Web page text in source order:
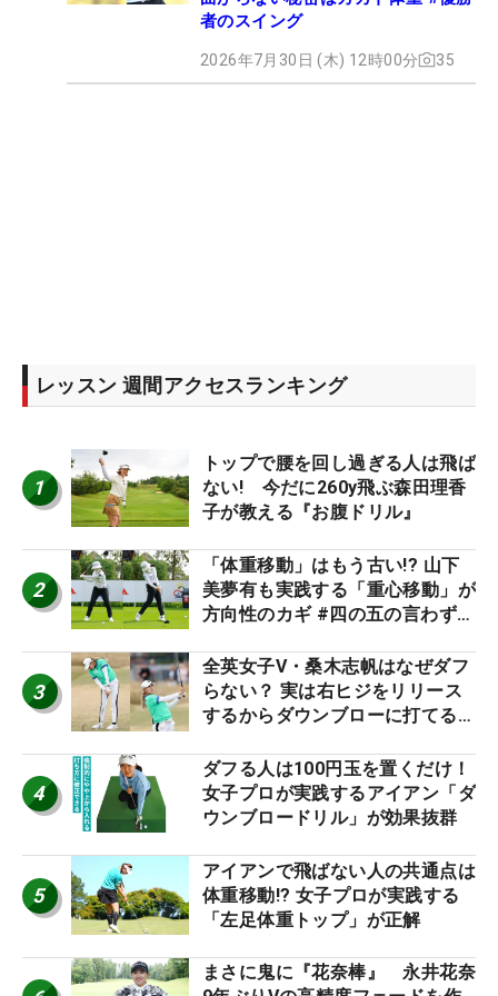
者のスイング
2026年7月30日 (木) 12時00分 35
レッスン 週間アクセスランキング
1
トップで腰を回し過ぎる人は飛ば
ない! 今だに260y飛ぶ森田理香
子が教える『お腹ドリル』
2
「体重移動」はもう古い!? 山下
美夢有も実践する「重心移動」が
方向性のカギ #四の五の言わず振
3
全英女子V・桑木志帆はなぜダフ
らない？ 実は右ヒジをリリース
するからダウンブローに打てる #
4
ダフる人は100円玉を置くだけ！
女子プロが実践するアイアン「ダ
ウンブロードリル」が効果抜群
5
アイアンで飛ばない人の共通点は
体重移動!? 女子プロが実践する
「左足体重トップ」が正解
まさに鬼に『花奈棒』 永井花奈